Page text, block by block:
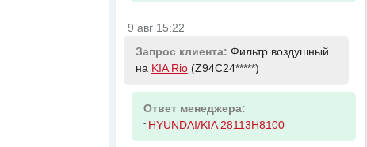
9 авг 15:22
Запрос клиента: Фильтр воздушный
на KIA Rio(Z94C24*****)
Ответ менеджера:
- HYUNDAI/KIA 28113H8100